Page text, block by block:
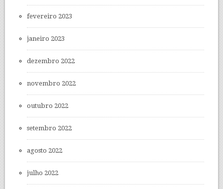
fevereiro 2023
janeiro 2023
dezembro 2022
novembro 2022
outubro 2022
setembro 2022
agosto 2022
julho 2022